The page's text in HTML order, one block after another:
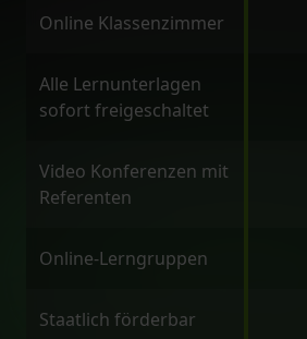
Online Klassenzimmer
Alle Lernunterlagen
sofort freigeschaltet
Video Konferenzen mit
Referenten
Online-Lerngruppen
Staatlich förderbar